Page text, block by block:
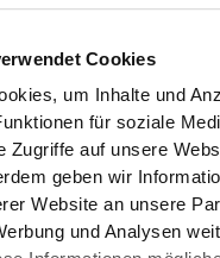
Cookies
um Inhalte und
für soziale
Zugriffe auf unsere
geben wir
Website an unsere
und Analysen
die die Produktion
anregt.
einem erhöhten Blutfluss zu
der Venen durch
Wirkung unterstützt.